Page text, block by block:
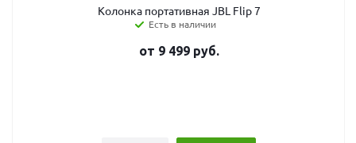
Колонка портативная JBL Flip 7
Есть в наличии
от 9 499руб.